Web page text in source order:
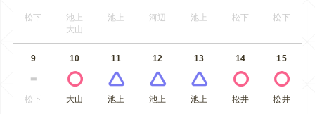
松下
池上
大山
池上 河辺 池上 松下 松下
9
松下
10
大山
11
池上
12
池上
13
池上
14
松井
15
松井